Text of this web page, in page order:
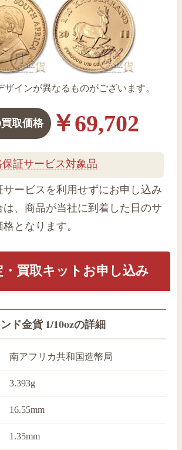
インが異なるものがございます。
取価格 ￥69,702
保証サービス対象品
ービスを利用せずにお申し込み
は、商品が当社に到着した日のサ
となります。
・買取キットお申し込み
ド金貨 1/10ozの詳細
南アフリカ共和国造幣局
3.393g
16.55mm
1.35mm